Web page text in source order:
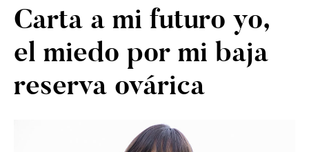
Carta a mi futuro yo,
el miedo por mi baja
reserva ovárica